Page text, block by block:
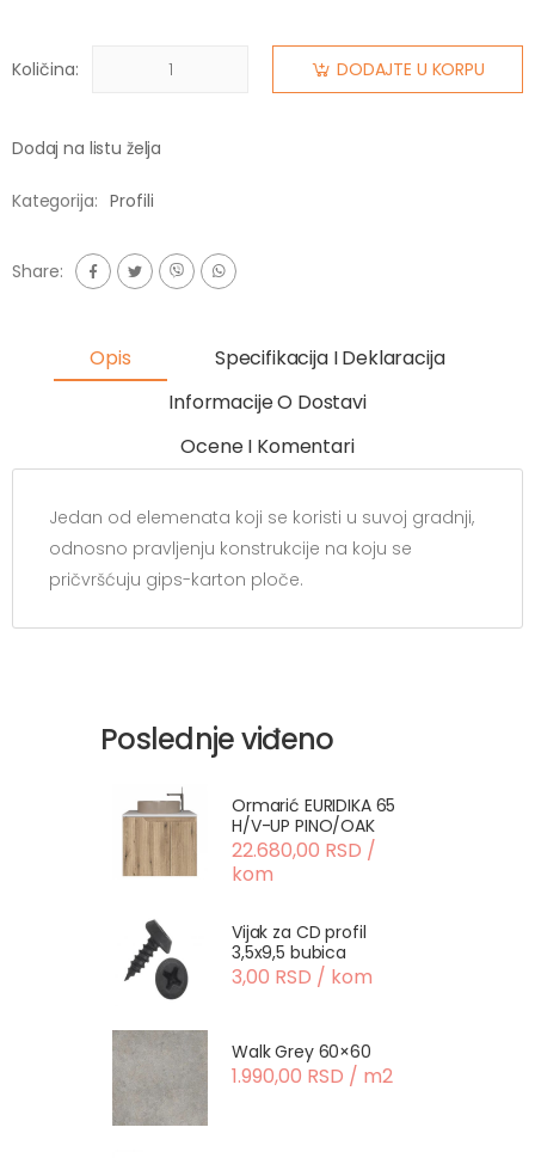
Količina: DODAJTE U KORPU
Dodaj na listu želja
Kategorija: Profili
Share:
Opis
Specifikacija I Deklaracija
Informacije O Dostavi
Ocene I Komentari
Jedan od elemenata koji se koristi u suvoj gradnji,
odnosno pravljenju konstrukcije na koju se
pričvršćuju gips-karton ploče.
Poslednje viđeno
Ormarić EURIDIKA 65
H/V-UP PINO/OAK
22.680,00 RSD /
kom
Vijak za CD profil
3,5x9,5 bubica
3,00 RSD / kom
Walk Grey 60×60
1.990,00 RSD / m2